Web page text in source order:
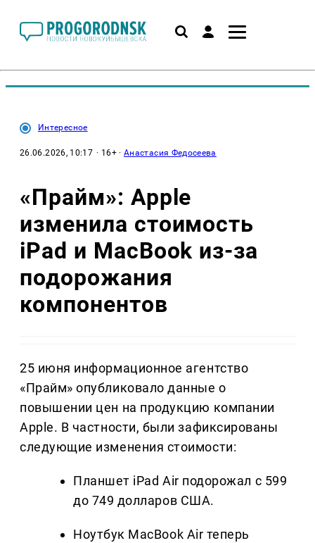
Интересное
26.06.2026, 10:17 · 16+ ·Анастасия Федосеева
«Прайм»: Apple
изменила стоимость
iPad и MacBook из-за
подорожания
компонентов
25 июня информационное агентство
«Прайм» опубликовало данные о
повышении цен на продукцию компании
Apple. В частности, были зафиксированы
следующие изменения стоимости:
Планшет iPad Air подорожал с 599
до 749 долларов США.
Ноутбук MacBook Air теперь